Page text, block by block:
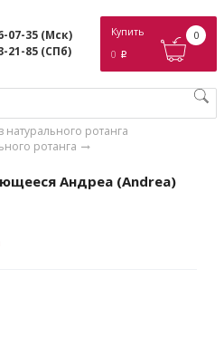
07-35 (Мск)
21-85 (СПб)
Купить
0 p
0
натурального ротанга
ротанга
Андреа (Andrea)